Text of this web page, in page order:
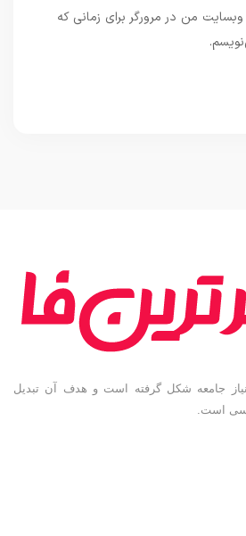
من در مرورگر برای زمانی که
شکل گرفته است و هدف آن تبدیل